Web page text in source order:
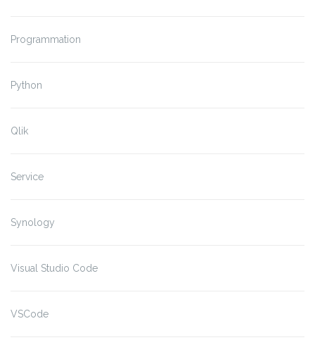
Programmation
Python
Qlik
Service
Synology
Visual Studio Code
VSCode